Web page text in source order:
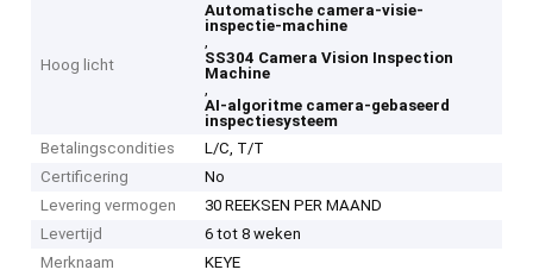
Hoog licht
Automatische camera-visie-
inspectie-machine
,
SS304 Camera Vision Inspection
Machine
,
AI-algoritme camera-gebaseerd
inspectiesysteem
Betalingscondities
L/C, T/T
Certificering
No
Levering vermogen
30 REEKSEN PER MAAND
Levertijd
6 tot 8 weken
Merknaam
KEYE